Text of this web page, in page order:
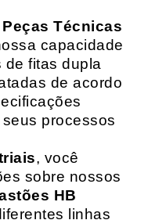
Peças Técnicas
capacidade
de fitas dupla
de acordo
processos
, você
sobre nossos
HB
linhas